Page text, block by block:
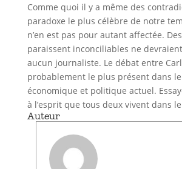
Comme quoi il y a même des
paradoxe le plus célèbre de notre
n’en est pas pour autant affectée.
paraissent inconciliables ne
aucun journaliste. Le débat entre
probablement le plus présent dans
économique et politique actuel.
à l’esprit que tous deux vivent dans
Auteur